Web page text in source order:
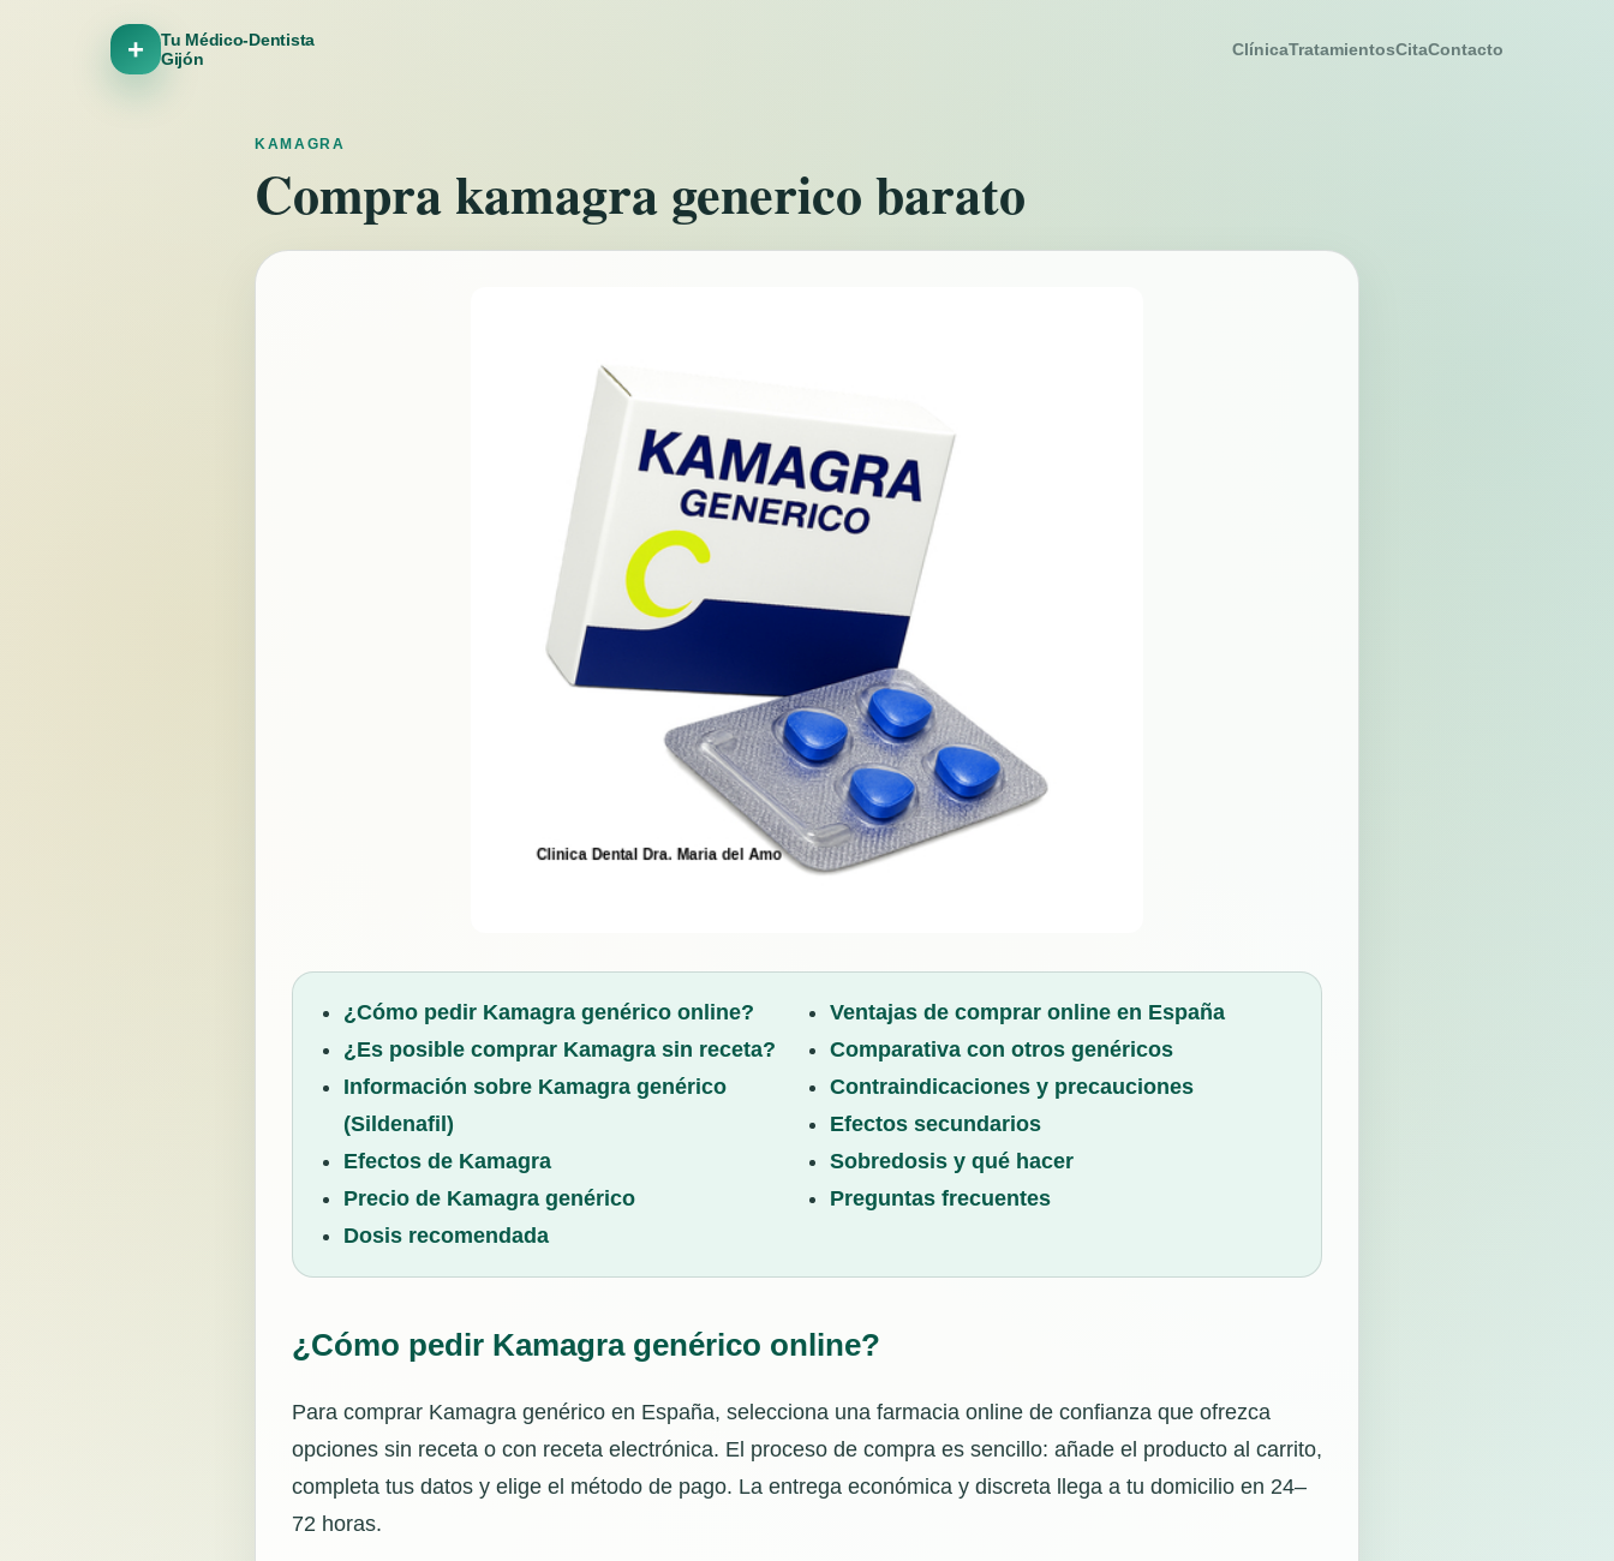
+
Tu Médico-Dentista
Gijón
ClínicaTratamientosCitaContacto
KAMAGRA
Compra kamagra generico barato
¿Cómo pedir Kamagra genérico online?
¿Es posible comprar Kamagra sin receta?
Información sobre Kamagra genérico
(Sildenafil)
Efectos de Kamagra
Precio de Kamagra genérico
Dosis recomendada
Ventajas de comprar online en España
Comparativa con otros genéricos
Contraindicaciones y precauciones
Efectos secundarios
Sobredosis y qué hacer
Preguntas frecuentes
¿Cómo pedir Kamagra genérico online?
Para comprar Kamagra genérico en España, selecciona una farmacia online de confianza que ofrezca
opciones sin receta o con receta electrónica. El proceso de compra es sencillo: añade el producto al carrito,
completa tus datos y elige el método de pago. La entrega económica y discreta llega a tu domicilio en 24–
72 horas.